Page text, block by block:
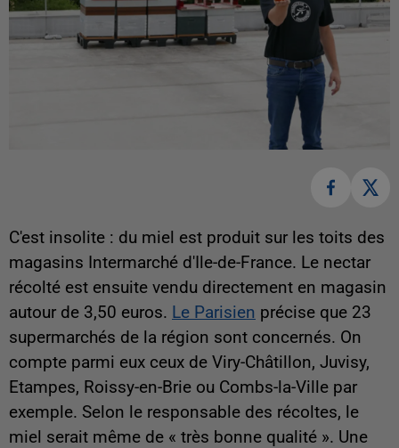
C'est insolite : du miel est produit sur les toits des
magasins Intermarché d'Ile-de-France. Le nectar
récolté est ensuite vendu directement en magasin
autour de 3,50 euros. Le Parisien précise que 23
supermarchés de la région sont concernés. On
compte parmi eux ceux de Viry-Châtillon, Juvisy,
Etampes, Roissy-en-Brie ou Combs-la-Ville par
exemple. Selon le responsable des récoltes, le
miel serait même de « très bonne qualité ». Une